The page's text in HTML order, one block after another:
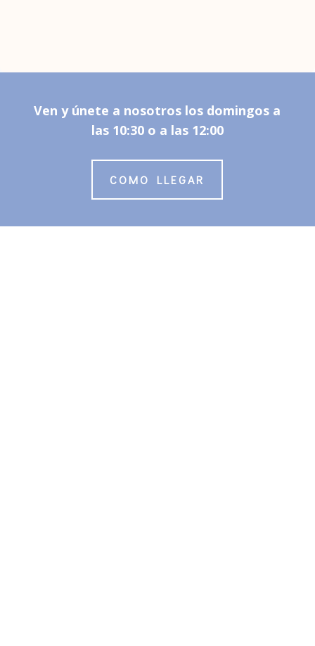
Ven y únete a nosotros los domingos a
las 10:30 o a las 12:00
COMO LLEGAR